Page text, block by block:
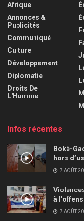
Afrique
Annonces &
Publicités
Communiqué
Culture
Développement
Diplomatie
Droits De
L'Homme
Infos récentes
Boké-
hors
7 AOÛT
à
7 AOÛT